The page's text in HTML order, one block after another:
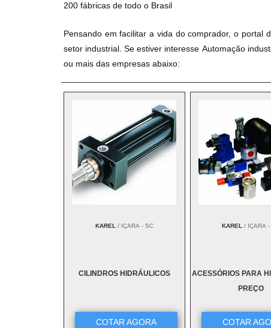
200 fábricas de todo o Brasil
Pensando em facilitar a vida do comprador, o portal
setor industrial. Se estiver interesse Automação
ou mais das empresas abaixo:
KAREL/ IÇARA - SC
CILINDROS HIDRÁULICOS
COTAR AGORA
KAREL/ IÇARA -
ACESSÓRIOS PARA
PREÇO
COTAR